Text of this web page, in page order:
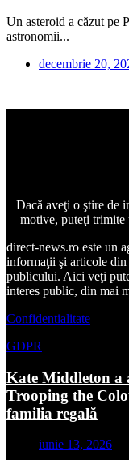
Un asteroid a căzut pe
astronomii...
decembrie 20,
Dacă aveţi o ştire de
motive, puteţi trimite
direct-news.ro este un
informaţii şi articole din
publicului. Aici veţi
interes public, din mai
Confidentialitate
GDPR
Kate Middleton a
Trooping the
familia regală
iunie 13, 2026